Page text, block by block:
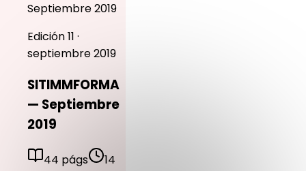
Septiembre 2019
Edición 11 ·
septiembre 2019
SITIMMFORMA
— Septiembre
2019
44 págs
14